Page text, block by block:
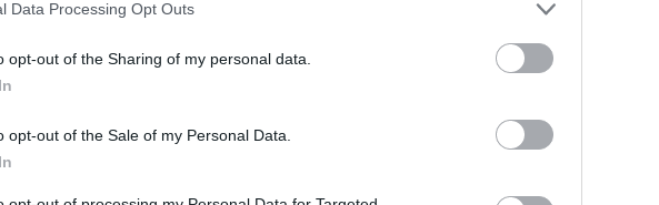
Data Processing Opt Outs
opt-out of the Sharing of my personal data.
opt-out of the Sale of my Personal Data.
όπως και με το κρύο και την έλλειψη στέγης, έχετε
στα παιδιά», δήλωσε.